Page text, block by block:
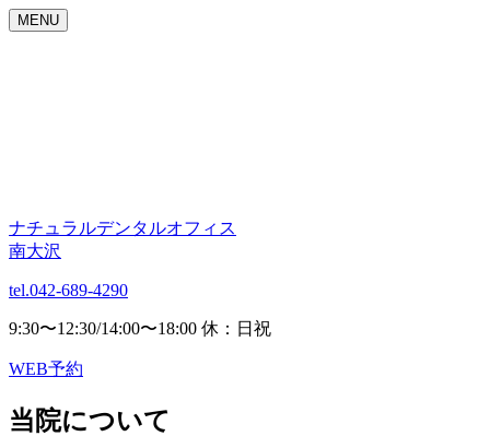
MENU
ナチュラルデンタルオフィス
南大沢
tel.042-689-4290
9:30〜12:30/14:00〜18:00 休：日祝
WEB予約
当院について